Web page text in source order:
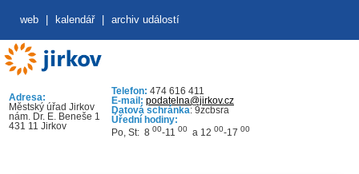
web kalendář archiv událostí
Adresa:
Městský úřad Jirkov
nám. Dr. E. Beneše 1
431 11 Jirkov
Telefon: 474 616 411
E-mail: podatelna@jirkov.cz
Datová schránka: 9zcbsra
Úřední hodiny:
Po, St: 8 00-11 00 a 12 00-17 00